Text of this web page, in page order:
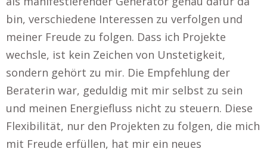
bin, verschiedene Interessen zu verfolgen und
meiner Freude zu folgen. Dass ich Projekte
wechsle, ist kein Zeichen von Unstetigkeit,
sondern gehört zu mir. Die Empfehlung der
Beraterin war, geduldig mit mir selbst zu sein
und meinen Energiefluss nicht zu steuern. Diese
Flexibilität, nur den Projekten zu folgen, die mich
mit Freude erfüllen, hat mir ein neues